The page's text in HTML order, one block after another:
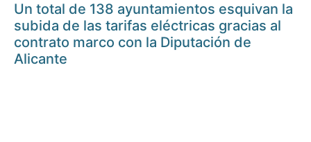
Un total de 138 ayuntamientos esquivan la
subida de las tarifas eléctricas gracias al
contrato marco con la Diputación de
Alicante